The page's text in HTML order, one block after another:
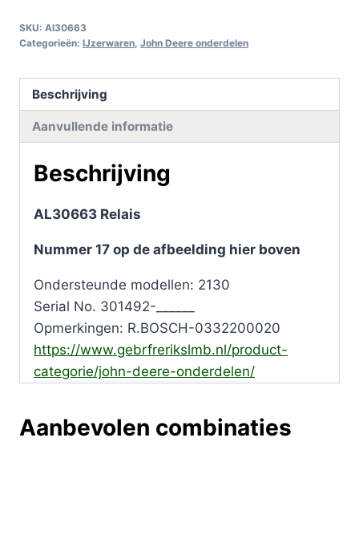
SKU: Al30663
Categorieën: IJzerwaren John Deere onderdelen
Beschrijving
Aanvullende informatie
Beschrijving
AL30663 Relais
Nummer 17 op de afbeelding hier boven
Ondersteunde modellen: 2130
Serial No. 301492-______
Opmerkingen: R.BOSCH-0332200020
https://www.gebrfrerikslmb.nl/product-
categorie/john-deere-onderdelen/
Aanbevolen combinaties